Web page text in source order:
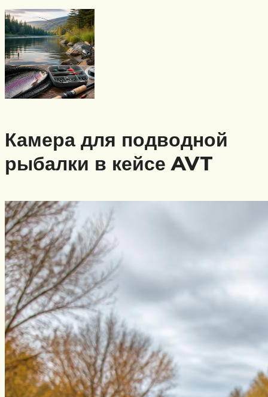
Камера для подводной
рыбалки в кейсе AVT